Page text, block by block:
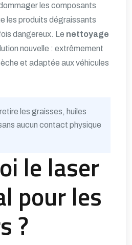
les composants
les produits dégraissants
dangereux. Le nettoyage
nouvelle : extrêmement
et adaptée aux véhicules
les graisses, huiles
aucun contact physique
le laser
pour les
?